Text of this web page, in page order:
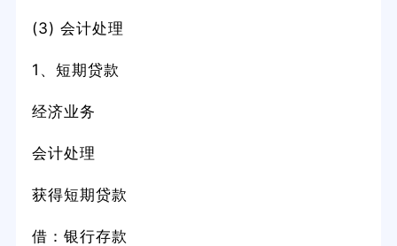
(3) 会计处理
1、短期贷款
经济业务
会计处理
获得短期贷款
借：银行存款